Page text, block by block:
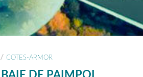
/ COTES-ARMOR